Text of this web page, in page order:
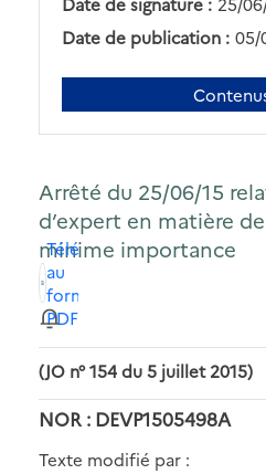
Date de publication : 05/
Arrêté du 25/06/15
d’expert en matière
minime importance
Télécharger
au
format
PDF
(JO n° 154 du 5 juillet 2015)
NOR : DEVP1505498A
Texte modifié par :